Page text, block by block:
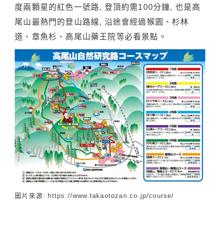
度兩顆星的紅色一號路, 登頂約需100分鐘, 也是高
尾山最熱門的登山路線, 沿途會經過猴園、杉林
道、章魚杉、高尾山藥王院等必看景點。
圖片來源: https://www.takaotozan.co.jp/course/